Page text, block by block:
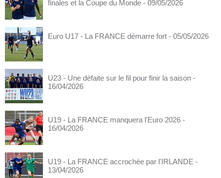
finales et la Coupe du Monde - 09/05/2026
Euro U17 - La FRANCE démarre fort - 05/05/2026
U23 - Une défaite sur le fil pour finir la saison -
16/04/2026
U19 - La FRANCE manquera l'Euro 2026 -
16/04/2026
U19 - La FRANCE accrochée par l'IRLANDE -
13/04/2026